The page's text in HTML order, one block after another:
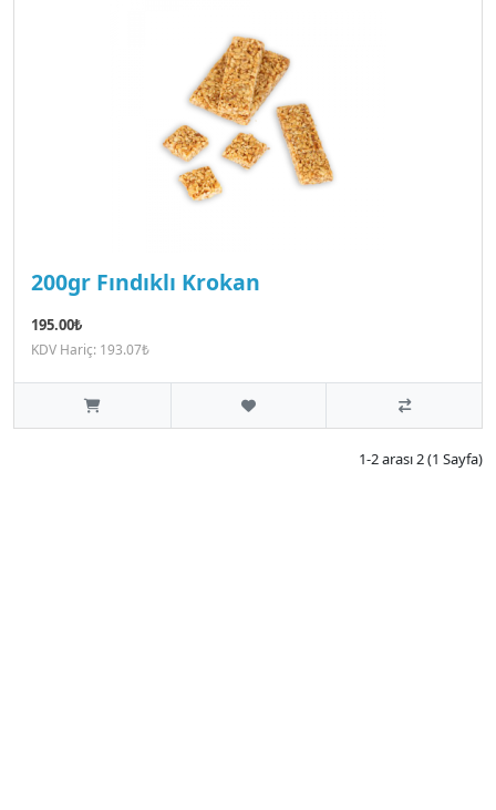
200gr Fındıklı Krokan
195.00₺
KDV Hariç: 193.07₺
1-2 arası 2 (1 Sayfa)